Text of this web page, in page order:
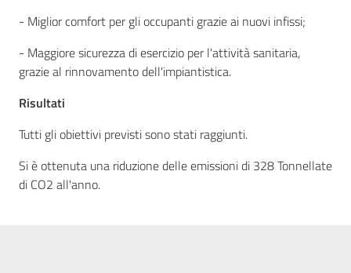
- Miglior comfort per gli occupanti grazie ai nuovi infissi;
- Maggiore sicurezza di esercizio per l'attività sanitaria,
grazie al rinnovamento dell'impiantistica.
Risultati
Tutti gli obiettivi previsti sono stati raggiunti.
Si è ottenuta una riduzione delle emissioni di 328 Tonnellate
di CO2 all'anno.